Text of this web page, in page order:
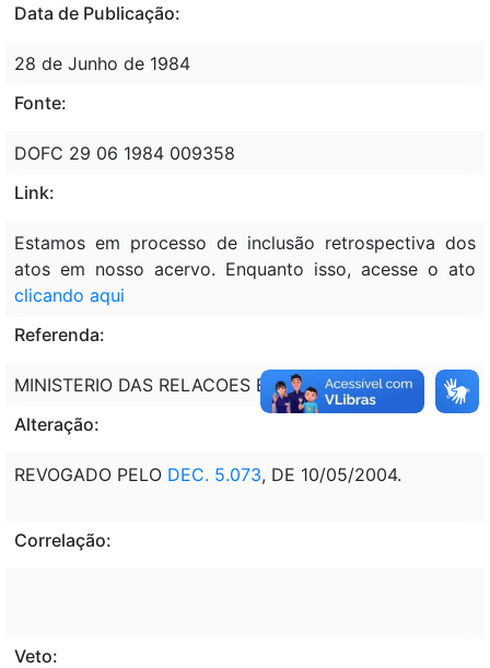
Data de Publicação:
28 de Junho de 1984
Fonte:
DOFC 29 06 1984 009358
Link:
Estamos em processo de inclusão retrospectiva dos
atos em nosso acervo. Enquanto isso, acesse o ato
clicando aqui
Referenda:
MINISTERIO DAS RELACOES EXTERIORES - MRE
Alteração:
REVOGADO PELO DEC. 5.073, DE 10/05/2004.
Correlação:
Veto: